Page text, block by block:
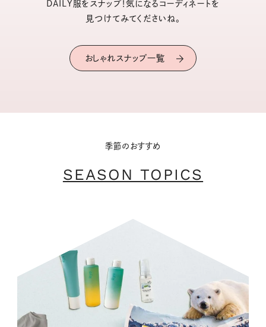
DAILY服をスナップ！気になるコーディネートを
見つけてみてくださいね。
おしゃれスナップ一覧
季節のおすすめ
SEASON TOPICS